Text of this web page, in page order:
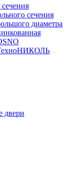
сечения
диаметра
двери